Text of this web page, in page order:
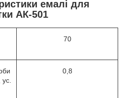
емалі для
АК-501
70
0,8